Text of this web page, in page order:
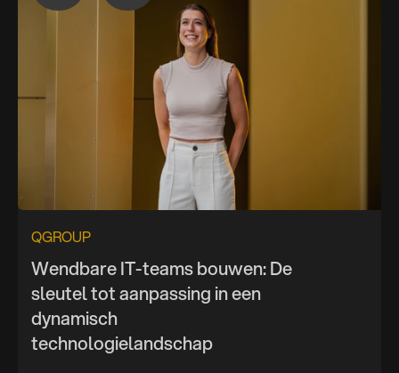
QGROUP
Wendbare IT-teams bouwen: De
sleutel tot aanpassing in een
dynamisch
technologielandschap